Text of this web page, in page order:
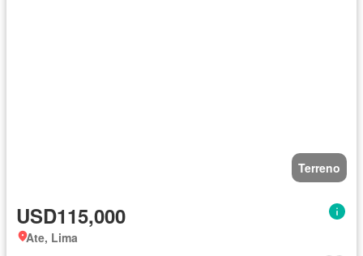
Terreno
USD115,000
Ate, Lima